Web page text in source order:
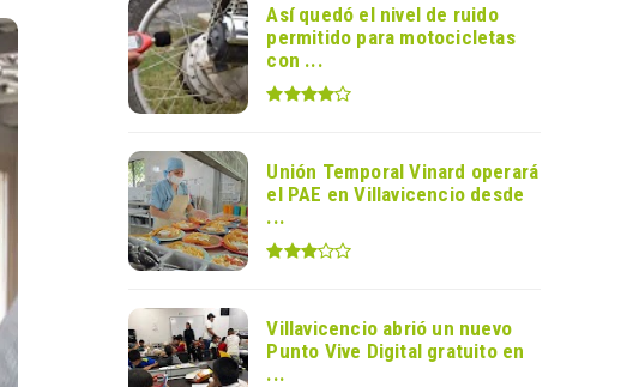
Así quedó el nivel de ruido
permitido para motocicletas
con ...
Unión Temporal Vinard operará
el PAE en Villavicencio desde
...
Villavicencio abrió un nuevo
Punto Vive Digital gratuito en
...